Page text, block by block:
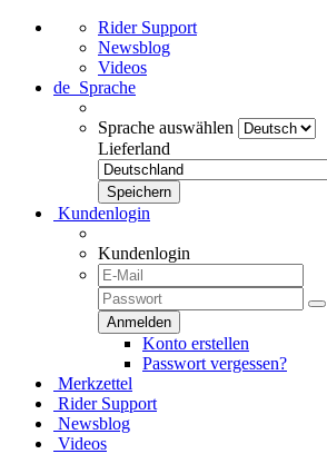
Rider Support
Newsblog
Videos
de Sprache
Sprache auswählen
Lieferland
Kundenlogin
Kundenlogin
Konto erstellen
Passwort vergessen?
Merkzettel
Rider Support
Newsblog
Videos